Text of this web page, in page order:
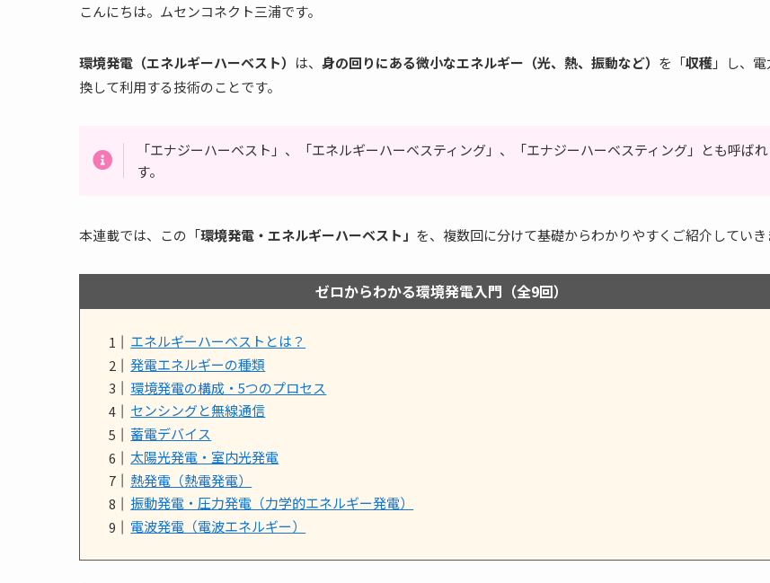
こんにちは。ムセンコネクト三浦です。
環境発電（エネルギーハーベスト） は、 身の回りにある微小なエネルギー（光、熱、振動など） を「収穫」し、
換して利用する技術のことです。
「エナジーハーベスト」、「エネルギーハーベスティング」、「エナジーハーベスティング」とも呼ばれ
す。
本連載では、この「環境発電・エネルギーハーベスト」 を、複数回に分けて基礎からわかりやすくご紹介していき
ゼロからわかる環境発電入門（全9回）
エネルギーハーベストとは？
発電エネルギーの種類
環境発電の構成・5つのプロセス
センシングと無線通信
蓄電デバイス
太陽光発電・室内光発電
熱発電（熱電発電）
振動発電・圧力発電（力学的エネルギー発電）
電波発電（電波エネルギー）